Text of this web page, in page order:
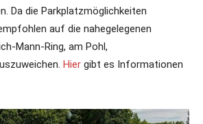
Da die Parkplatzmöglichkeiten
auf die nahegelegenen
Mann-Ring, am Pohl,
Hier gibt es Informationen